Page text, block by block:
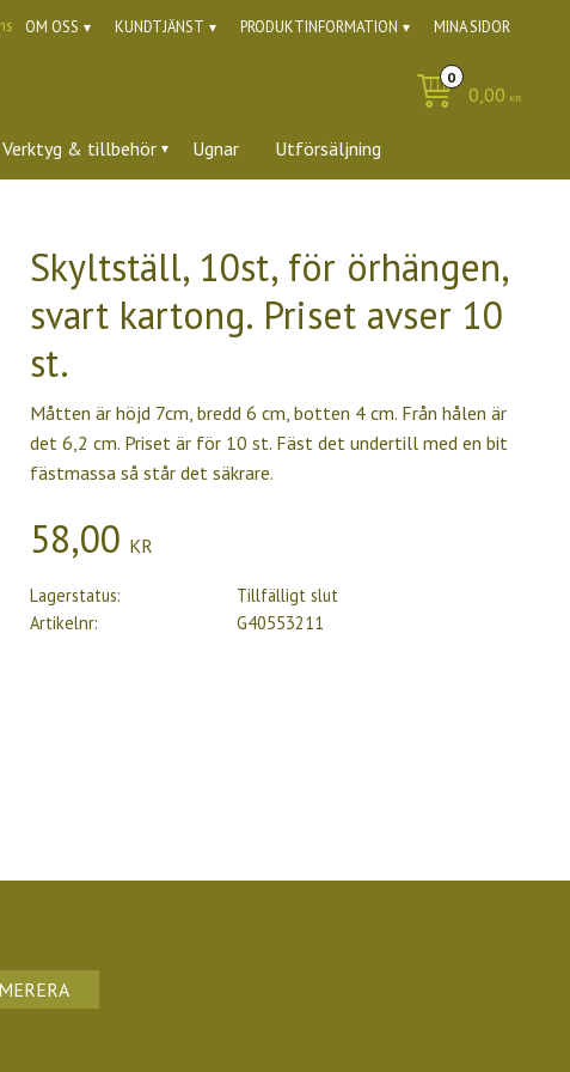
OM OSS KUNDTJÄNST PRODUKTINFORMATION MINA SIDOR
0,00 KR
Verktyg & tillbehör Ugnar Utförsäljning
Skyltställ, 10st, för örhängen,
svart kartong. Priset avser 10
st.
Måtten är höjd 7cm, bredd 6 cm, botten 4 cm. Från hålen är
det 6,2 cm. Priset är för 10 st. Fäst det undertill med en bit
fästmassa så står det säkrare.
58,00 KR
Lagerstatus
Tillfälligt slut
Artikelnr
G40553211